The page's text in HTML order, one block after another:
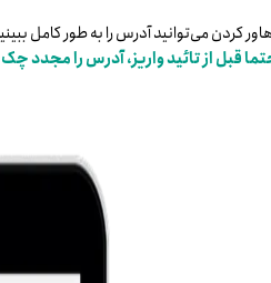
کردن می‌توانید آدرس را به طور کامل
قبل از تائید واریز، آدرس را مجدد